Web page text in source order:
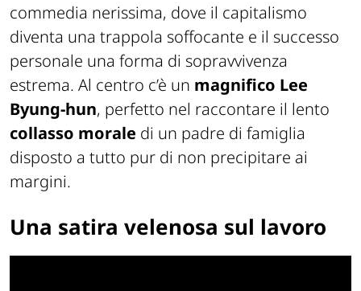
commedia nerissima, dove il capitalismo
diventa una trappola soffocante e il successo
personale una forma di sopravvivenza
estrema. Al centro c’è un magnifico Lee
Byung-hun, perfetto nel raccontare il lento
collasso morale di un padre di famiglia
disposto a tutto pur di non precipitare ai
margini.
Una satira velenosa sul lavoro